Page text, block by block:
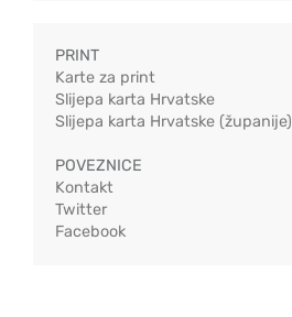
PRINT
Karte za print
Slijepa karta Hrvatske
Slijepa karta Hrvatske (županije)
POVEZNICE
Kontakt
Twitter
Facebook